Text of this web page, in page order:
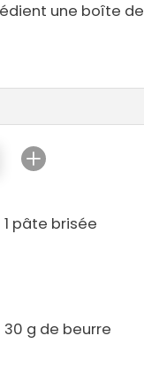
une boîte de
1 pâte brisée
30 g de beurre